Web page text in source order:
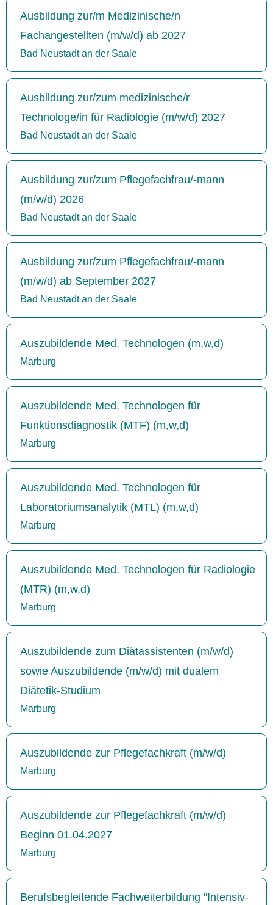
Ausbildung zur/m Medizinische/n
Fachangestellten (m/w/d) ab 2027
Bad Neustadt an der Saale
Ausbildung zur/zum medizinische/r
Technologe/in für Radiologie (m/w/d) 2027
Bad Neustadt an der Saale
Ausbildung zur/zum Pflegefachfrau/-mann
(m/w/d) 2026
Bad Neustadt an der Saale
Ausbildung zur/zum Pflegefachfrau/-mann
(m/w/d) ab September 2027
Bad Neustadt an der Saale
Auszubildende Med. Technologen (m,w,d)
Marburg
Auszubildende Med. Technologen für
Funktionsdiagnostik (MTF) (m,w,d)
Marburg
Auszubildende Med. Technologen für
Laboratoriumsanalytik (MTL) (m,w,d)
Marburg
Auszubildende Med. Technologen für Radiologie
(MTR) (m,w,d)
Marburg
Auszubildende zum Diätassistenten (m/w/d)
sowie Auszubildende (m/w/d) mit dualem
Diätetik-Studium
Marburg
Auszubildende zur Pflegefachkraft (m/w/d)
Marburg
Auszubildende zur Pflegefachkraft (m/w/d)
Beginn 01.04.2027
Marburg
Berufsbegleitende Fachweiterbildung "Intensiv-